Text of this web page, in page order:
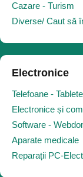
Cazare - Turism
Diverse/ Caut să
Electronice
Telefoane -
Electronice și
Software -
Aparate medicale
Reparații PC-